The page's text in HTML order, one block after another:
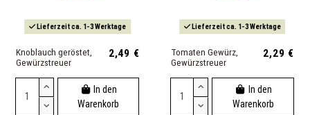
Lieferzeit ca. 1-3 Werktage
Knoblauch geröstet,
Gewürzstreuer
2,49 €
In den
Warenkorb
Lieferzeit ca. 1-3 Werktage
Tomaten Gewürz,
Gewürzstreuer
2,29 €
In den
Warenkorb